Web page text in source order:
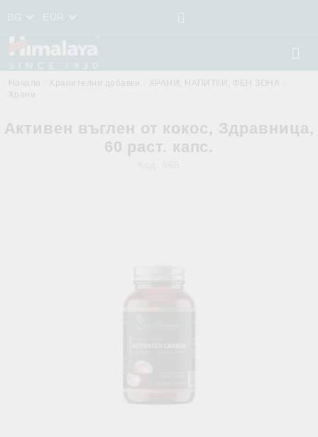
BG EUR
Начало Хранителни добавки
ХРАНИ, НАПИТКИ, ФЕН ЗОНА
Храни
Активен въглен от кокос, Здравница,
60 раст. капс.